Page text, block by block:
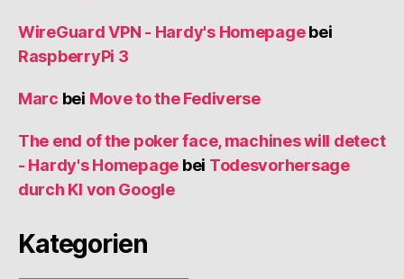
WireGuard VPN - Hardy's Homepagebei
RaspberryPi 3
Marc bei Move to the Fediverse
The end of the poker face, machines will detect
- Hardy's Homepage bei Todesvorhersage
durch KI von Google
Kategorien